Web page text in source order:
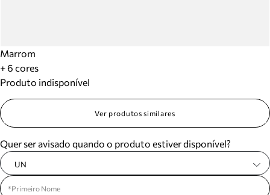
Marrom
+ 6 cores
Produto indisponível
Ver produtos similares
Quer ser avisado quando o produto estiver disponível?
UN